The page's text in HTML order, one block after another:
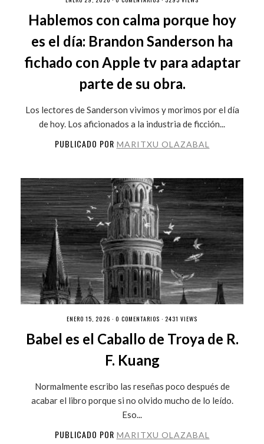
Hablemos con calma porque hoy
es el día: Brandon Sanderson ha
fichado con Apple tv para adaptar
parte de su obra.
Los lectores de Sanderson vivimos y morimos por el día
de hoy. Los aficionados a la industria de ficción...
PUBLICADO POR MARITXU OLAZABAL
ENERO 15, 2026 · 0 COMENTARIOS · 2431 VIEWS
Babel es el Caballo de Troya de R.
F. Kuang
Normalmente escribo las reseñas poco después de
acabar el libro porque si no olvido mucho de lo leído.
Eso...
PUBLICADO POR MARITXU OLAZABAL